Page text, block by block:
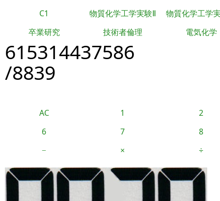
C1 物質化学工学実験Ⅱ
物質化学工学
卒業研究
技術者倫理 電気化学
615314437586
/8839
AC 1
2
6
7
8
−
× ÷